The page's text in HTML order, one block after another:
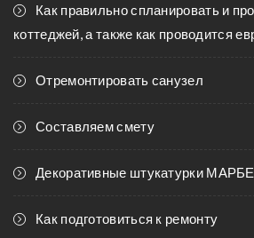
Как правильно спланировать и
коттеджей, а также как проводится
Отремонтировать санузел
Составляем смету
Декоративные штукатурки
Как подготовиться к ремонту